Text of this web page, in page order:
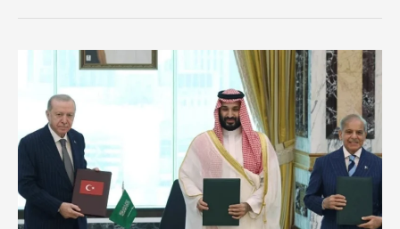
کسی
ایک
ملک
پر
تینوں